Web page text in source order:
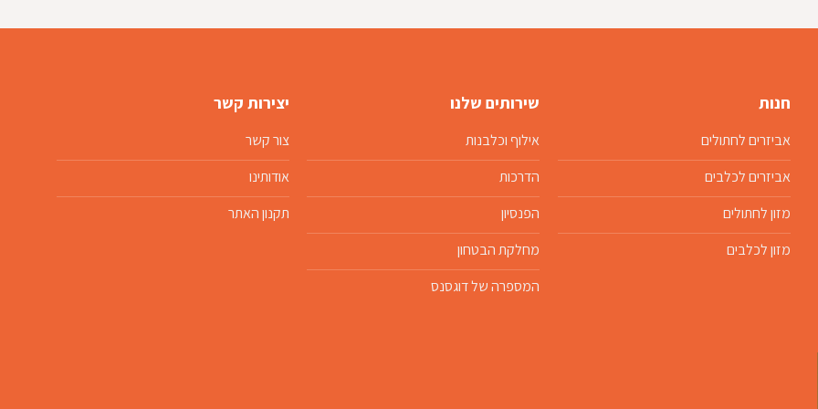
חנות
אביזרים לחתולים
אביזרים לכלבים
מזון לחתולים
מזון לכלבים
שירותים שלנו
אילוף וכלבנות
הדרכות
הפנסיון
מחלקת הבטחון
המספרה של דוגסנס
יצירות קשר
צור קשר
אודותינו
תקנון האתר